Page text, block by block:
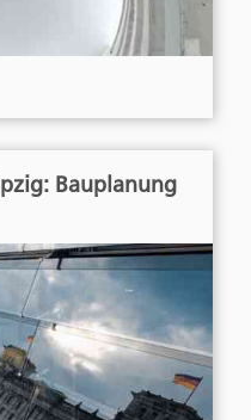
Bauplanung